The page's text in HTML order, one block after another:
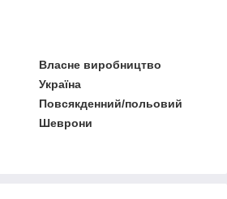
Власне виробництво
Україна
Повсякденний/польовий
Шеврони